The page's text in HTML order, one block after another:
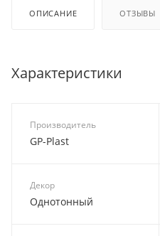
ОПИСАНИЕ ОТЗЫВЫ
Характеристики
Производитель
GP-Plast
Декор
Однотонный